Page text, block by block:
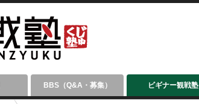
BBS（Q&A・募集） ビギナー観戦塾